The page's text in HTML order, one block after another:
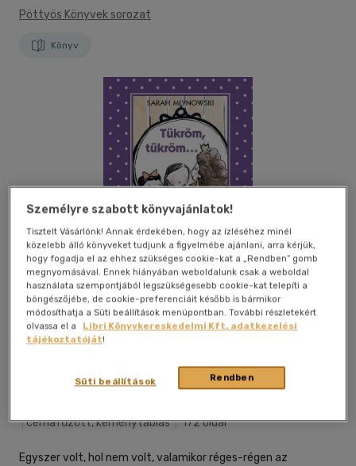
Pöttyös Könyvek sorozat
Könyv
|cérnafűzött, keménytáblás|172 oldal
Egyszer volt, hol nem volt, valamikor réges-régen az
Személyre szabott könyvajánlatok!
Tisztelt Vásárlónk! Annak érdekében, hogy az ízléséhez minél
közelebb álló könyveket tudjunk a figyelmébe ajánlani, arra kérjük,
hogy fogadja el az ehhez szükséges cookie-kat a „Rendben” gomb
megnyomásával. Ennek hiányában weboldalunk csak a weboldal
használata szempontjából legszükségesebb cookie-kat telepíti a
böngészőjébe, de cookie-preferenciáit később is bármikor
módosíthatja a Süti beállítások menüpontban. További részletekért
olvassa el a
Libri Könyvkereskedelmi Kft. adatkezelési
tájékoztatóját!
Rendben
Süti beállítások